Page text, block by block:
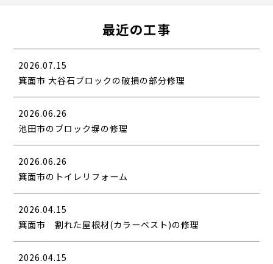
最近の工事
2026.07.15
箕面市 大谷石ブロックの破損の部分修理
2026.06.26
池田市のブロック塀の修理
2026.06.26
箕面市のトイレリフォーム
2026.04.15
箕面市 割れた屋根材(カラーベスト)の修理
2026.04.15